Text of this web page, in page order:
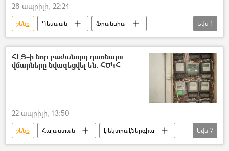
28 ապրիլի, 22:24
շենք Դեսպան
Ֆրանսիա
Արարատ Միրզոյան
Եվս 1
ՀԷՑ–ի նոր բաժանորդ դառնալու
վճարները նվազեցվել են. ՀԾԿՀ
22 ապրիլի, 13:50
շենք Հայաստան
էլեկտրաէներգիա
Հանրային ծառայությունները կարգավորող հանձնաժողով (ՀԾԿՀ)
Եվս 7